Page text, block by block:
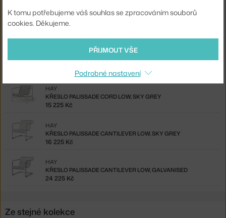
PALISSADE LOUNGE CHAIR HIGH, SKY GREY
HAY
PALISSADE LOUNGE CHAIR LOW, SKY GREY
KŘESLO PALISSADE CORD LOW, SKY GREY
HAY
15 225 Kč
KŘESLO PALISSADE CANTILEVER LOW, SKY GREY
HAY
16 225 Kč
KŘESLO PALISSADE CANTILEVER LOW, GALVANISED
HAY
24 225 Kč
Ze stejné kolekce
K tomu potřebujeme váš souhlas se zpracováním souborů
cookies. Děkujeme.
PŘIJMOUT VŠE
Podrobné nastavení